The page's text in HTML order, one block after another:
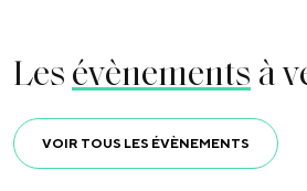
Lesévènements à
VOIR TOUS LES ÉVÈNEMENTS